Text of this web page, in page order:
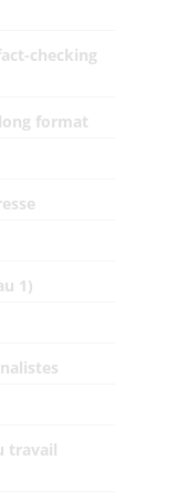
checking
format
1)
travail